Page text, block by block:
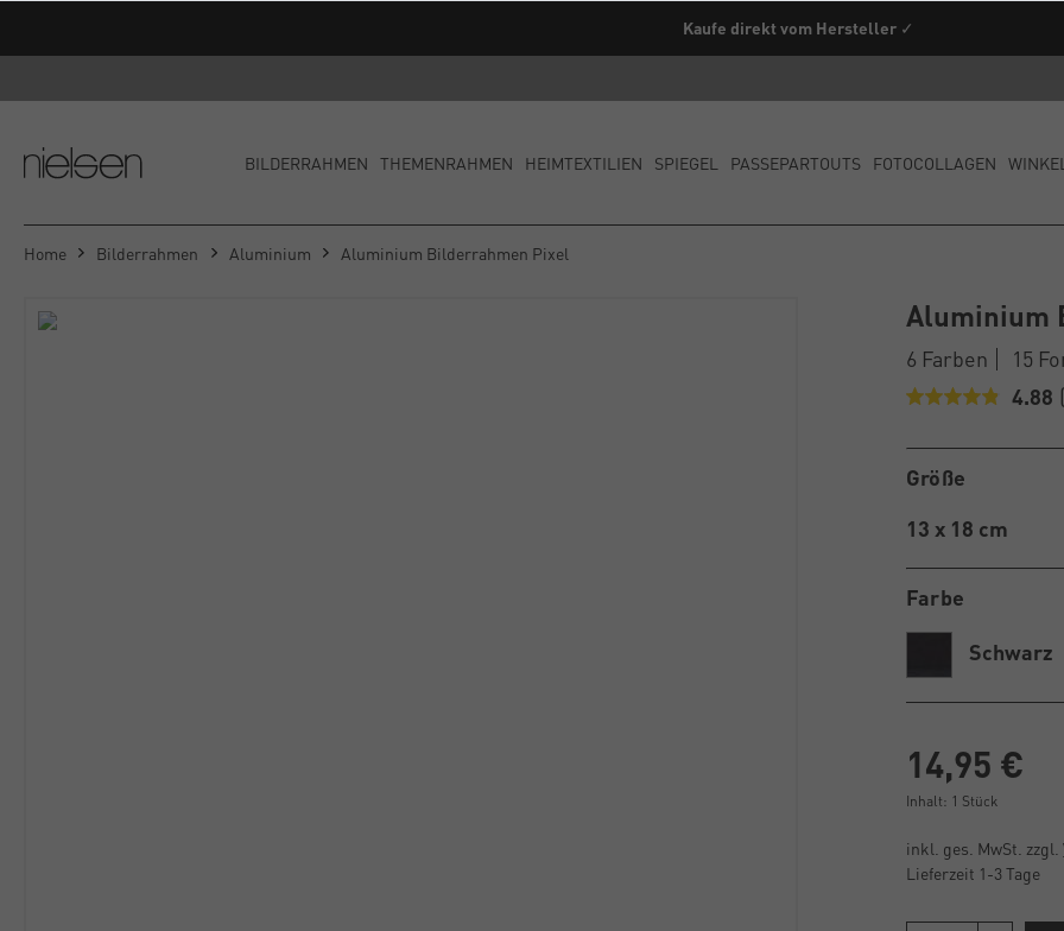
Versandkostenfrei ab einem Warenwert von 79€ innerhalb Deutschland (außer
Kaufe direkt vom Hersteller ✓
BILDERRAHMEN THEMENRAHMEN HEIMTEXTILIEN SPIEGEL PASSEPARTOUTS FOTOCOLLAGEN
Home Bilderrahmen Aluminium Aluminium Bilderrahmen Pixel
Aluminium
6 Farben
15
4.88
Größe
13 x 18 cm
Farbe
Schwarz
14,95 €
Inhalt: 1 Stück
inkl. ges. MwSt. zzgl.
Lieferzeit 1-3 Tage